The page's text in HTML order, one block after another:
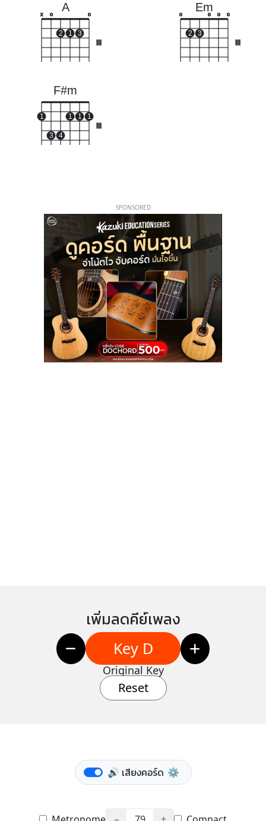
A
x o
2 1 3
o
Em
o
2 3
o o o
F#m
1
3 4
1 1 1
SPONSORED
เพิ่มลดคีย์เพลง
Key D
Original Key
Reset
🔊 เสียงคอร์ด ⚙️